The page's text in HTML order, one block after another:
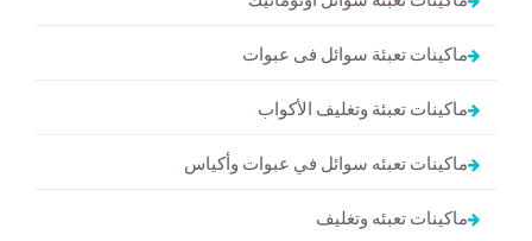
ماكينات تعبئة سوائل فى عبوات
ماكينات تعبئة وتغليف الأكواب
ماكينات تعبئه سوائل في عبوات وأكياس
ماكينات تعبئه وتغليف